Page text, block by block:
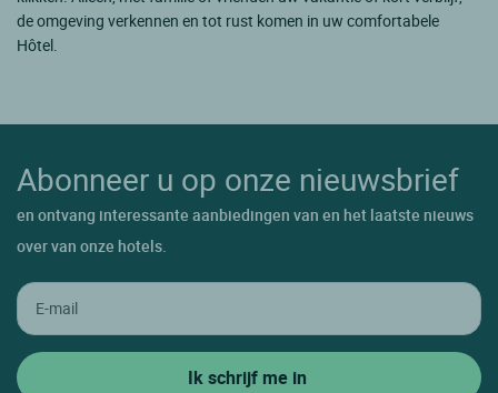
de omgeving verkennen en tot rust komen in uw comfortabele
Hôtel.
Abonneer u op onze nieuwsbrief
en ontvang interessante aanbiedingen van en het laatste nieuws
over van onze hotels.